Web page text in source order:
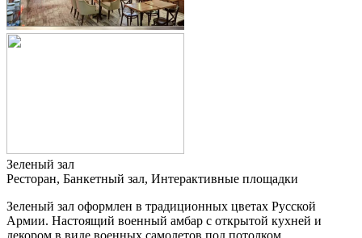
Зеленый зал
Ресторан, Банкетный зал, Интерактивные площадки
Зеленый зал оформлен в традиционных цветах Русской
Армии. Настоящий военный амбар с открытой кухней и
декором в виде военных самолетов под потолком...